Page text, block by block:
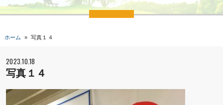
ホーム » 写真１４
2023.10.18
写真１４